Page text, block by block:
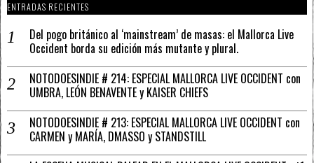
ENTRADAS RECIENTES
Del pogo británico al ‘mainstream’ de masas: el Mallorca Live
Occident borda su edición más mutante y plural.
NOTODOESINDIE # 214: ESPECIAL MALLORCA LIVE OCCIDENT con
UMBRA, LEÓN BENAVENTE y KAISER CHIEFS
NOTODOESINDIE # 213: ESPECIAL MALLORCA LIVE OCCIDENT con
CARMEN y MARÍA, DMASSO y STANDSTILL